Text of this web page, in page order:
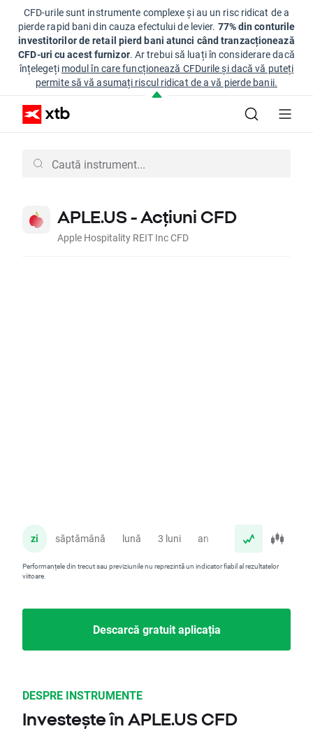
CFD-urile sunt instrumente complexe și au un risc ridicat de a
pierde rapid bani din cauza efectului de levier. 77% din conturile
investitorilor de retail pierd bani atunci când tranzacționează
CFD-uri cu acest furnizor. Ar trebui să luați în considerare dacă
înțelegeți modul în care funcționează CFDurile și dacă vă puteți
permite să vă asumați riscul ridicat de a vă pierde banii.
APLE.US - Acțiuni CFD
Apple Hospitality REIT Inc CFD
zi săptămână lună 3 luni an
Performanțele din trecut sau previziunile nu reprezintă un indicator fiabil al rezultatelor
viitoare.
Descarcă gratuit aplicația
DESPRE INSTRUMENTE
Investește în APLE.US CFD